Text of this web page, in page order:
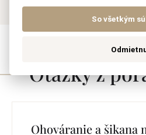
Otázky z
Ohováranie a šikana
So všetkým